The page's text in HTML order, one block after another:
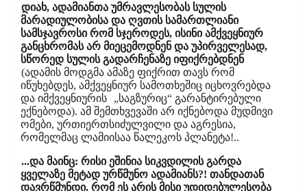
დიახ, ადამიანთა უმრავლესობას სულის
მარადიულობისა და ღვთის სამართლიანი
სამსჯავროსი რომ სჯეროდეს, ისინი ამქვეყნიურ
განცხრომას არ მიეცემოდნენ და უპირველესად,
სწორედ სულის გადარჩენაზე იფიქრებდნენ
(ადამის მოდგმა ამაზე ფიქრით თავს რომ
იწუხებდეს, ამქვეყნიურ სამოთხეშიც იცხოვრებდა
და იმქვეყნიურის
„საგზურიც“ გარანტირებული
ექნებოდა). ამ შემთხვევაში არ იქნებოდა მუდმივი
ომები, ურთიერთსიძულვილი და აგრესია,
რომელმაც ლამიისაა წალეკოს პლანეტა!..
...და მაინც: რისი ეშინია სიკვდილის გარდა
ყველაზე მეტად ურწმუნო ადამიანს?! თანდათან
დავრწმუნდი, რომ ეს არის მისი უდიდებულესობა